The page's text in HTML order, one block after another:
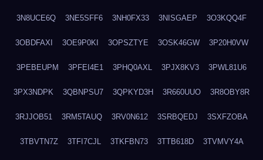
3N8UCE6Q 3NE5SFF6 3NH0FX33 3NISGAEP 3O3KQQ4F
3OBDFAXI 3OE9P0KI 3OPSZTYE 3OSK46GW 3P20H0VW
3PEBEUPM 3PFEI4E1 3PHQ0AXL 3PJX8KV3 3PWL81U6
3PX3NDPK 3QBNPSU7 3QPKYD3H 3R660UUO 3R8OBY8R
3RJJOB51 3RM5TAUQ 3RV0N612 3SRBQEDJ 3SXFZOBA
3TBVTN7Z 3TFI7CJL 3TKFBN73 3TTB618D 3TVMVY4A